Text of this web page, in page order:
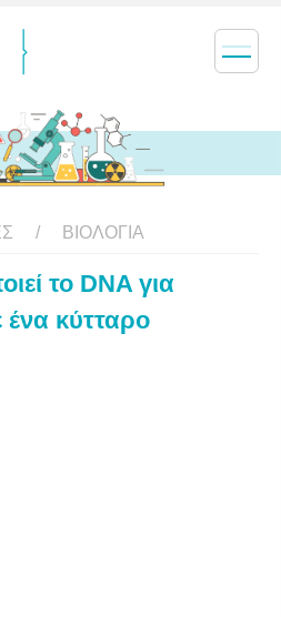
ΒΙΟΛΟΓΊΑ
το DNA για
ένα κύτταρο